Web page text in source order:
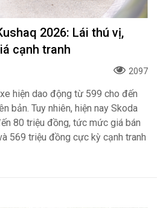
2026: Lái thú vị,
cạnh tranh
2097
hiện dao động từ 599 cho đến
bản. Tuy nhiên, hiện nay Skoda
80 triệu đồng, tức mức giá bán
569 triệu đồng cực kỳ cạnh tranh